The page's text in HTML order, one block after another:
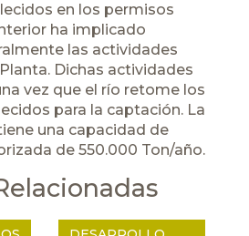
en los permisos
ha implicado
las actividades
Dichas actividades
vez que el río retome los
para la captación. La
una capacidad de
de 550.000 Ton/año.